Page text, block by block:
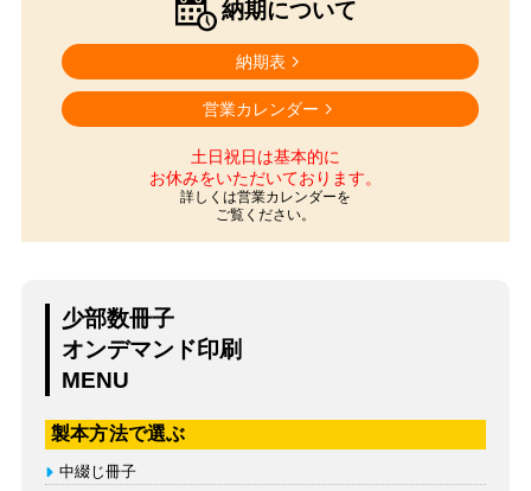
納期について
納期表
営業カレンダー
土日祝日は基本的に
お休みをいただいております。
詳しくは営業カレンダーを
ご覧ください。
少部数冊子
オンデマンド印刷
MENU
製本方法で選ぶ
中綴じ冊子